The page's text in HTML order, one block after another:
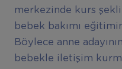
merkezinde kurs
bebek bakımı
Böylece anne
bebekle iletişim